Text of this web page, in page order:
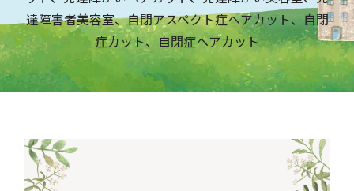
達障害者美容室、自閉アスペクト症ヘアカット、自閉
症カット、自閉症ヘアカット